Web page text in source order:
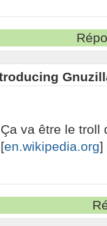
Ça va être le troll
[en.wikipedia.org]